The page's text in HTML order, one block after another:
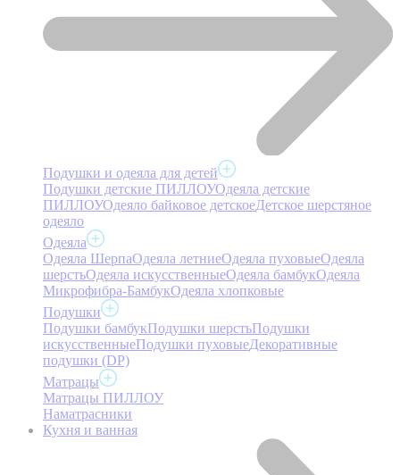
Подушки и одеяла для детей
Подушки детские ПИЛЛОУОдеяла детские
ПИЛЛОУОдеяло байковое детскоеДетское шерстяное
одеяло
Одеяла
Одеяла ШерпаОдеяла летниеОдеяла пуховыеОдеяла
шерстьОдеяла искусственныеОдеяла бамбукОдеяла
Микрофибра-БамбукОдеяла хлопковые
Подушки
Подушки бамбукПодушки шерстьПодушки
искусственныеПодушки пуховыеДекоративные
подушки (DP)
Матрацы
Матрацы ПИЛЛОУ
Наматрасники
Кухня и ванная